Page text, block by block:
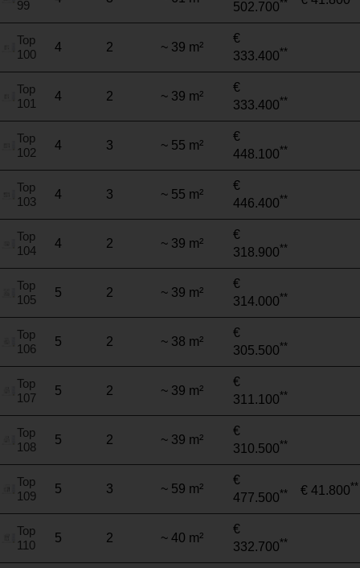
99
502.700**
Top
100
4 2 ~ 39 m²
€
333.400**
Top
101
4 2 ~ 39 m²
€
333.400**
Top
102
4 3 ~ 55 m²
€
448.100**
Top
103
4 3 ~ 55 m²
€
446.400**
Top
104
4 2 ~ 39 m²
€
318.900**
Top
105
5 2 ~ 39 m²
€
314.000**
Top
106
5 2 ~ 38 m²
€
305.500**
Top
107
5 2 ~ 39 m²
€
311.100**
Top
108
5 2 ~ 39 m²
€
310.500**
Top
109
5 3 ~ 59 m²
€
477.500** € 41.800**
Top
110
5 2 ~ 40 m²
€
332.700**